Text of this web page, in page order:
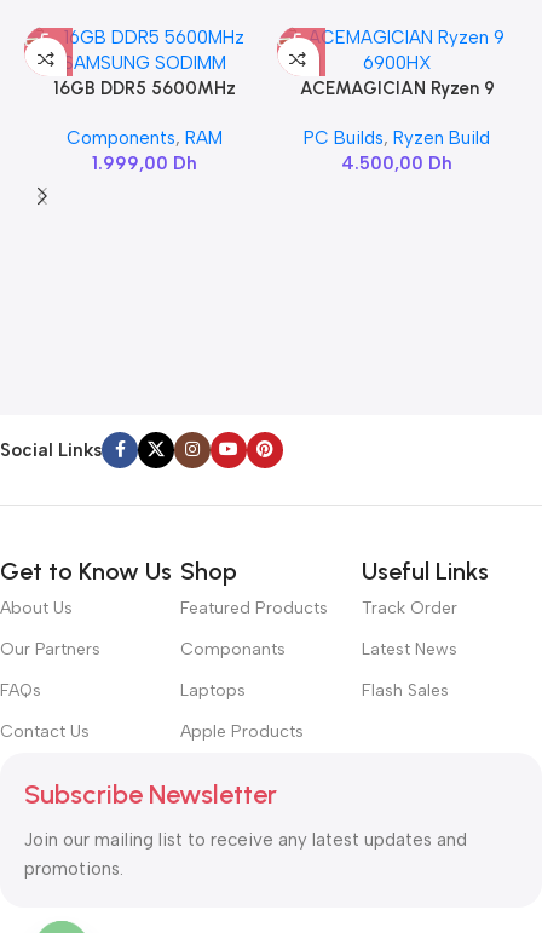
16GB DDR5 5600MHz
Components, RAM
1.999,00 Dh
ACEMAGICIAN Ryzen 9
PC Builds,Ryzen Build
4.500,00 Dh
Social Links
Get to Know Us
About Us
Our Partners
FAQs
Contact Us
Shop
Featured Products
Componants
Laptops
Apple Products
Useful Links
Track Order
Latest News
Flash Sales
Subscribe Newsletter
Join our mailing list to receive any latest updates and
promotions.